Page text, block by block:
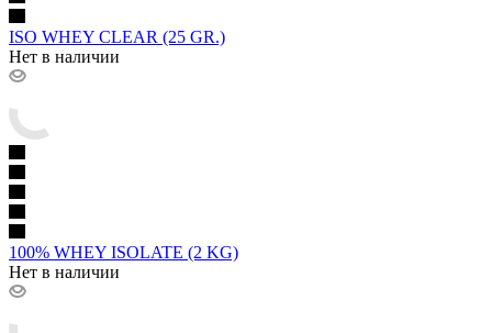
ISO WHEY CLEAR (25 GR.)
Нет в наличии
100% WHEY ISOLATE (2 KG)
Нет в наличии